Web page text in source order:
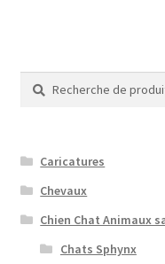
Recherche
pour :
Recherche
Caricatures
Chevaux
Chien Chat Animaux
Chats Sphynx